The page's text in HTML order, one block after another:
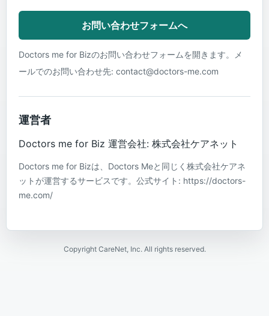
お問い合わせフォームへ
Doctors me for Bizのお問い合わせフォームを開きます。メ
ールでのお問い合わせ先: contact@doctors-me.com
運営者
Doctors me for Biz 運営会社: 株式会社ケアネット
Doctors me for Bizは、Doctors Meと同じく株式会社ケアネ
ットが運営するサービスです。公式サイト: https://doctors-
me.com/
Copyright CareNet, Inc. All rights reserved.